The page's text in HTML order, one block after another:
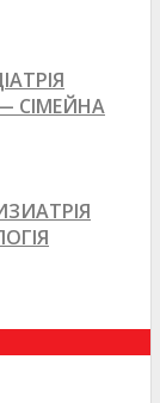
СІМЕЙНА